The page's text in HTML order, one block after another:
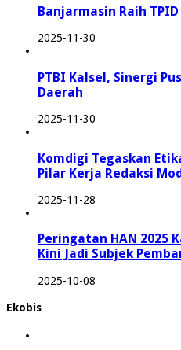
Banjarmasin Raih
2025-11-30
PTBI Kalsel, Sinergi
Daerah
2025-11-30
Komdigi Tegaskan
Pilar Kerja Redaksi
2025-11-28
Peringatan HAN 2025
Kini Jadi Subjek
2025-10-08
Ekobis